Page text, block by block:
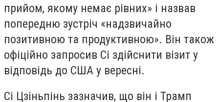
прийом, якому немає рівних» і назвав
попередню зустріч «надзвичайно
позитивною та продуктивною». Він також
офіційно запросив Сі здійснити візит у
відповідь до США у вересні.
Сі Цзіньпінь зазначив, що він і Трамп